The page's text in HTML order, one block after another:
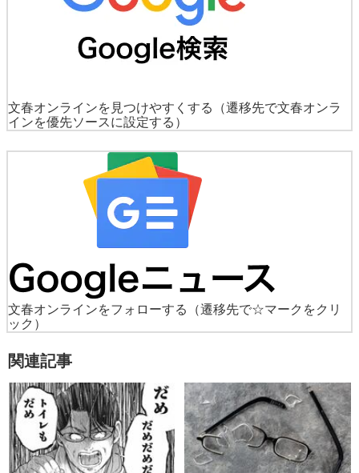
文春オンラインを見つけやすくする
（遷移先で文春オンラ
インを優先ソースに設定する）
文春オンラインをフォローする
（遷移先で☆マークをクリ
ック）
関連記事